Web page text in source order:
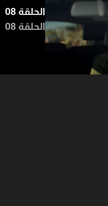
الحلقة 08
الحلقة 08